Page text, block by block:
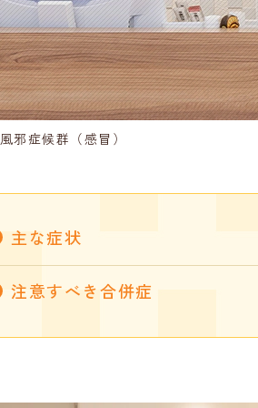
風邪症候群（感冒）
主な症状
注意すべき合併症